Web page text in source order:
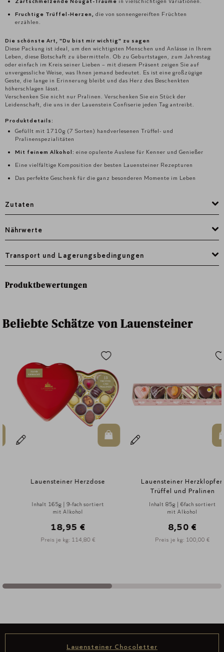
Fruchtige Trüffel-Herzen,
die von sonnengereiften Früchten
erzählen.
Die schönste Art, "Du bist mir wichtig" zu sagen
Diese Packung ist ideal, um den wichtigsten Menschen und Anlässe in Ihrem
Leben, diese Botschaft zu übermitteln. Ob zu Geburtstagen, zum Jahrestag
oder einfach im Kreis seiner Lieben – mit diesem Präsent zeigen Sie auf
unvergessliche Weise, was Ihnen jemand bedeutet. Es ist eine großzügige
Geste, die lange in Erinnerung bleibt und das Herz des Beschenkten
höherschlagen lässt.
Verschenken Sie nicht nur Pralinen. Verschenken Sie ein Stück der
Leidenschaft, die uns in der Lauenstein Confiserie jeden Tag antreibt.
Produktdetails:
Gefüllt mit 1710g (7 Sorten) handverlesenen Trüffel- und
Pralinenspezialitäten
Mit feinem Alkohol: eine opulente Auslese für Kenner und Genießer
Eine vielfältige Komposition der besten Lauensteiner Rezepturen
Das perfekte Geschenk für die ganz besonderen Momente im Leben
Zutaten
Nährwerte
Transport und Lagerungsbedingungen
Produktbewertungen
Beliebte Schätze von Lauensteiner
In den Warenkorb
Lauensteiner Herzdose
Inhalt 165g | 9-fach sortiert
mit Alkohol
18,95 €
Preis je kg: 114,80 €
In
Lauensteiner Herzklopfen
Trüffel und Pralinen
Inhalt 85g | 6fach sortiert
mit Alkohol
8,50 €
Preis je kg: 100,00 €
Lauensteiner Chocoletter